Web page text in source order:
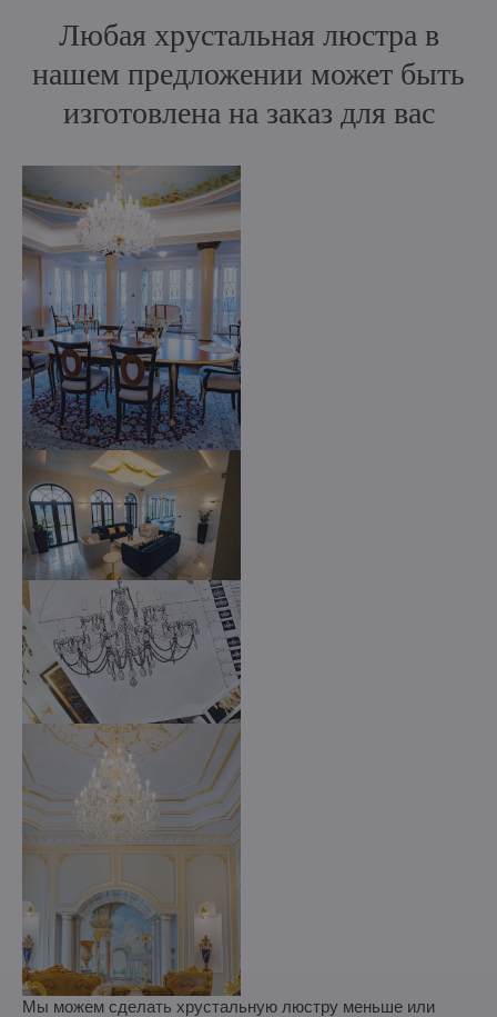
Любая хрустальная люстра в
нашем предложении может быть
изготовлена на заказ для вас
Мы можем сделать хрустальную люстру меньше или